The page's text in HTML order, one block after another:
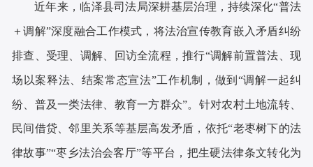
近年来，临泽县司法局深耕基层治理，持续深化“普法
＋调解”深度融合工作模式，将法治宣传教育嵌入矛盾纠纷
排查、受理、调解、回访全流程，推行“调解前置普法、现
场以案释法、结案常态宣法”工作机制，做到“调解一起纠
纷、普及一类法律、教育一方群众”。针对农村土地流转、
民间借贷、邻里关系等基层高发矛盾，依托“老枣树下的法
律故事”“枣乡法治会客厅”等平台，把生硬法律条文转化为